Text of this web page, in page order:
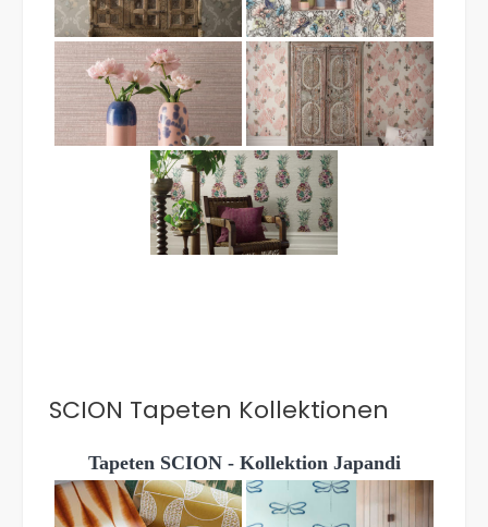
SCION Tapeten Kollektionen
Tapeten SCION - Kollektion Japandi